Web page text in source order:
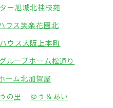
ー旭城北桂枝苑
ウス笑楽花園北
ウス大阪上本町
グループホーム松通り
ーム北加賀屋
の里
ゆう＆あい